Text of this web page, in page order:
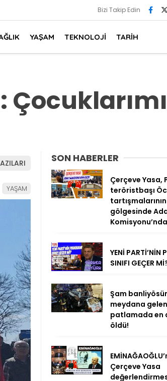
Bizi Takip Edin
YAŞAM TEKNOLOJİ TARİH
YAŞAM
SON HABERLER
Çerçeve Yasa,
teröristbaşı
tartışmalarının
gölgesinde
YENİ PARTİ’NİN
SINIFI GEÇER
Şam
meydana gelen
patlamada en
öldü!
Çerçeve Yasa